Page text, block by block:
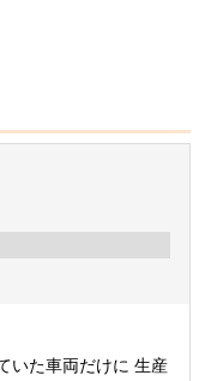
いた車両だけに 生産